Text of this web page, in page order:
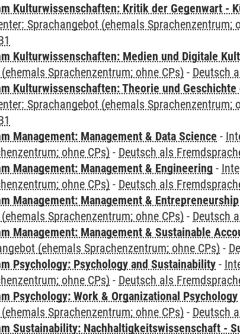
Kulturwissenschaften: Kritik der Gegenwart -
Sprachangebot (ehemals Sprachenzentrum;
Kulturwissenschaften: Medien und Digitale
Sprachenzentrum; ohne CPs) - Deutsch
Kulturwissenschaften: Theorie und
Sprachangebot (ehemals Sprachenzentrum;
Management: Management & Data Science -
ohne CPs) - Deutsch als
Management: Management & Engineering -
ohne CPs) - Deutsch als
Management: Management & Entrepreneurship
Sprachenzentrum; ohne CPs) - Deutsch
Management: Management & Sustainable
(ehemals Sprachenzentrum; ohne CPs) -
Psychology: Psychology and Sustainability -
ohne CPs) - Deutsch als
Psychology: Work & Organizational Psychology
Sprachenzentrum; ohne CPs) - Deutsch
Sustainability: Nachhaltigkeitswissenschaft -